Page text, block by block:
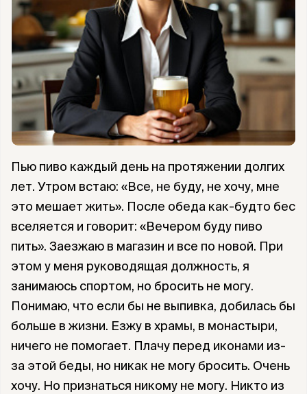
Пью пиво каждый день на протяжении долгих
лет. Утром встаю: «Все, не буду, не хочу, мне
это мешает жить». После обеда как-будто бес
вселяется и говорит: «Вечером буду пиво
пить». Заезжаю в магазин и все по новой. При
этом у меня руководящая должность, я
занимаюсь спортом, но бросить не могу.
Понимаю, что если бы не выпивка, добилась бы
больше в жизни. Езжу в храмы, в монастыри,
ничего не помогает. Плачу перед иконами из-
за этой беды, но никак не могу бросить. Очень
хочу. Но признаться никому не могу. Никто из